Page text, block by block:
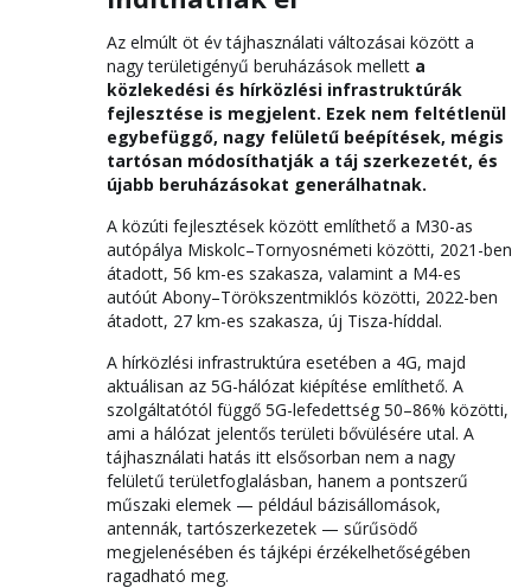
Az elmúlt öt év tájhasználati változásai között a
nagy területigényű beruházások mellett a
közlekedési és hírközlési infrastruktúrák
fejlesztése is megjelent. Ezek nem feltétlenül
egybefüggő, nagy felületű beépítések, mégis
tartósan módosíthatják a táj szerkezetét, és
újabb beruházásokat generálhatnak.
A közúti fejlesztések között említhető a M30-as
autópálya Miskolc–Tornyosnémeti közötti, 2021-ben
átadott, 56 km-es szakasza, valamint a M4-es
autóút Abony–Törökszentmiklós közötti, 2022-ben
átadott, 27 km-es szakasza, új Tisza-híddal.
A hírközlési infrastruktúra esetében a 4G, majd
aktuálisan az 5G-hálózat kiépítése említhető. A
szolgáltatótól függő 5G-lefedettség 50–86% közötti,
ami a hálózat jelentős területi bővülésére utal. A
tájhasználati hatás itt elsősorban nem a nagy
felületű területfoglalásban, hanem a pontszerű
műszaki elemek — például bázisállomások,
antennák, tartószerkezetek — sűrűsödő
megjelenésében és tájképi érzékelhetőségében
ragadható meg.